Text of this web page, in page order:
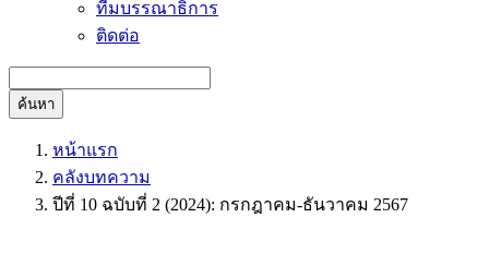
ทีมบรรณาธิการ
ติดต่อ
ค้นหา
หน้าแรก
คลังบทความ
ปีที่ 10 ฉบับที่ 2 (2024): กรกฎาคม-ธันวาคม 2567